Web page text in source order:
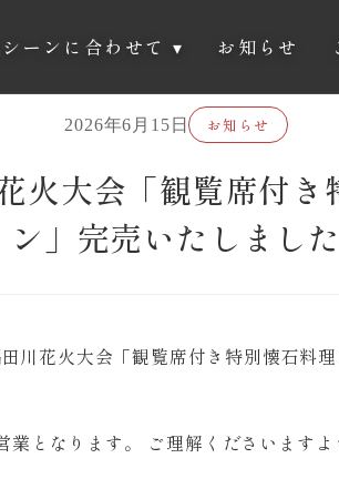
シーンに合わせて ▾ お知らせ
2026年6月15日 お知らせ
火大会「観覧席付
ン」完売いたしました
川花火大会「観覧席付き特別懐石料
となります。 ご理解くださいますよ